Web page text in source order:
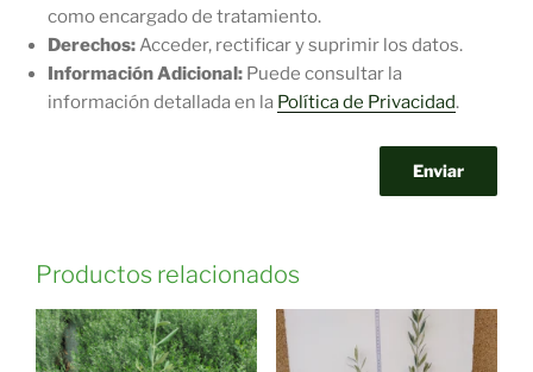
como encargado de tratamiento.
Derechos:Acceder, rectificar y suprimir los datos.
Información Adicional: Puede consultar la
información detallada en la Política de Privacidad.
Productos relacionados